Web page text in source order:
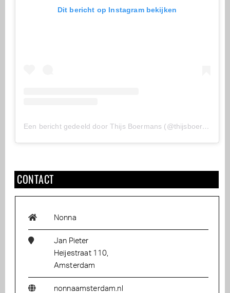
Dit bericht op Instagram bekijken
Een bericht gedeeld door Thijs Boermans (@thijsboermans)
CONTACT
Nonna
Jan Pieter
Heijestraat 110,
Amsterdam
nonnaamsterdam.nl